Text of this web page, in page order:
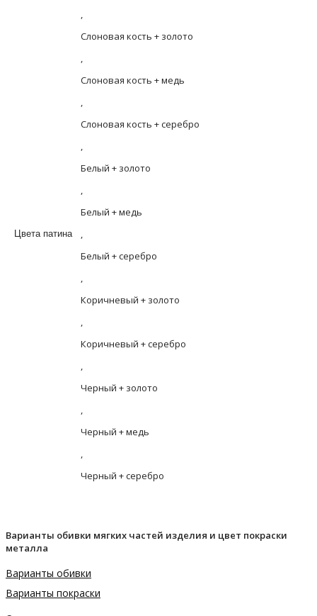
Цвета патина
,
Слоновая кость + золото
,
Слоновая кость + медь
,
Слоновая кость + серебро
,
Белый + золото
,
Белый + медь
,
Белый + серебро
,
Коричневый + золото
,
Коричневый + серебро
,
Черный + золото
,
Черный + медь
,
Черный + серебро
Варианты обивки мягких частей изделия и цвет покраски
металла
Варианты обивки
Варианты покраски